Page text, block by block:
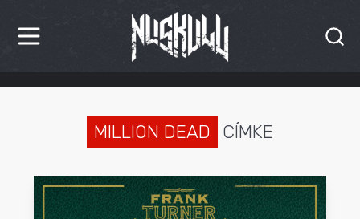
HÍREK
INTERJÚK
MILLION DEAD CÍMKE